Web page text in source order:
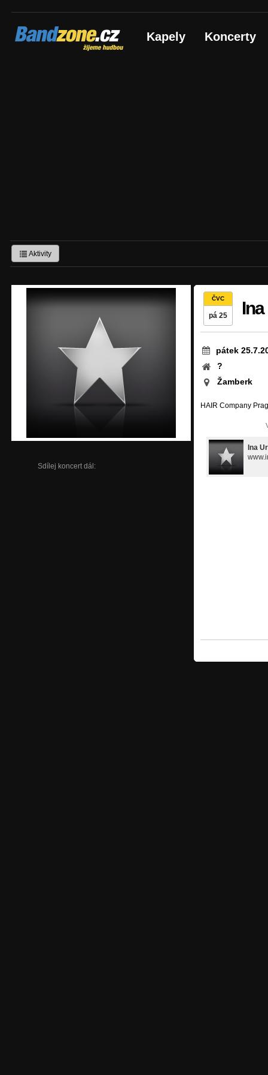
Bandzone.cz
žijeme hudbou Kapely Koncerty
Aktivity
Sdílej koncert dál:
ČVC
pá 25
pátek
?
Žamberk
HAIR Company
Ina